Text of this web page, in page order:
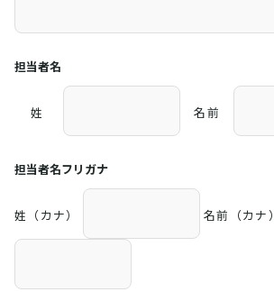
担当者名
姓 名前
担当者名フリガナ
姓（カナ） 名前（カナ）